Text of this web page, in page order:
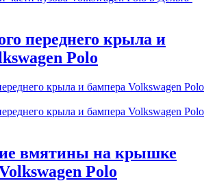
переднего крыла и
Polo
вмятины на крышке
Polo